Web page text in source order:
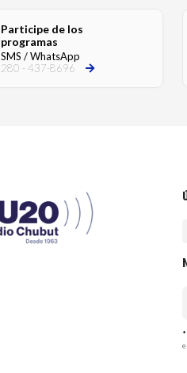
Participe de los
programas
SMS / WhatsApp
280 - 437-8696